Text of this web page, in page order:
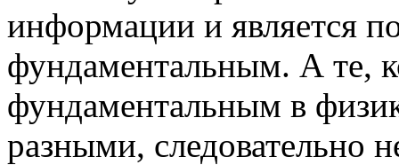
информации и является
фундаментальным. А те,
фундаментальным в
разными, следовательно